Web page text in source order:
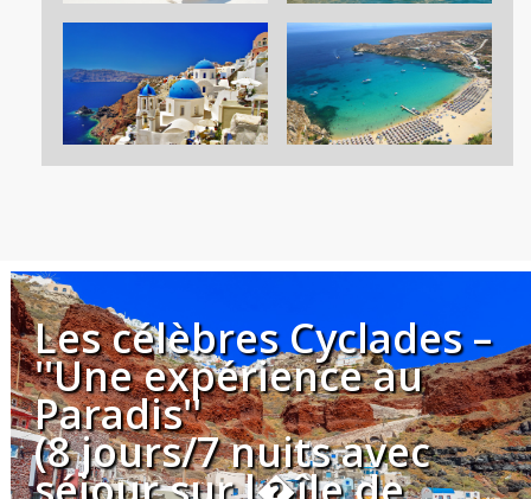
Les célèbres Cyclades –
''Une expérience au
Paradis''
(8 jours/7 nuits avec